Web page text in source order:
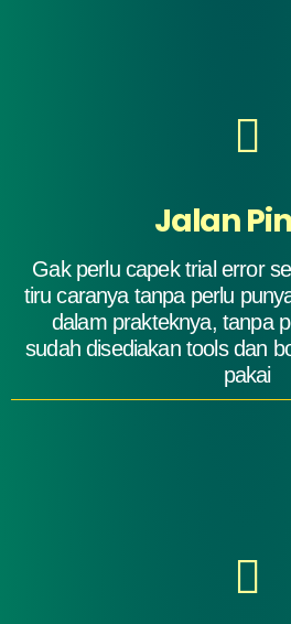
Jalan
Gak perlu capek trial error
tiru caranya tanpa perlu
dalam prakteknya, tanpa
sudah disediakan tools dan
pakai